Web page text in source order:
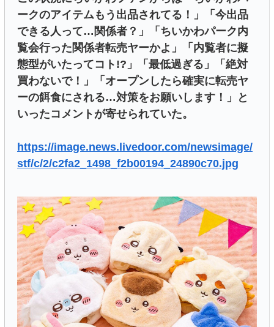
ークのアイテムもう出品されてる！」「今出品
できる人って…関係者？」「ちいかわパーク内
覧会行った関係者転売ヤーかよ」「内覧者に擬
態型がいたってコト!?」「最低過ぎる」「絶対
買わないで！」「オープンしたら確実に転売ヤ
ーの餌食にされる…対策をお願いします！」と
いったコメントが寄せられていた。
https://image.news.livedoor.com/newsimage/
stf/c/2/c2fa2_1498_f2b00194_24890c70.jpg